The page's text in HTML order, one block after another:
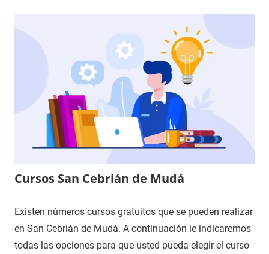
Cursos San Cebrián de Mudá
Existen números cursos gratuitos que se pueden realizar
en San Cebrián de Mudá. A continuación le indicaremos
todas las opciones para que usted pueda elegir el curso